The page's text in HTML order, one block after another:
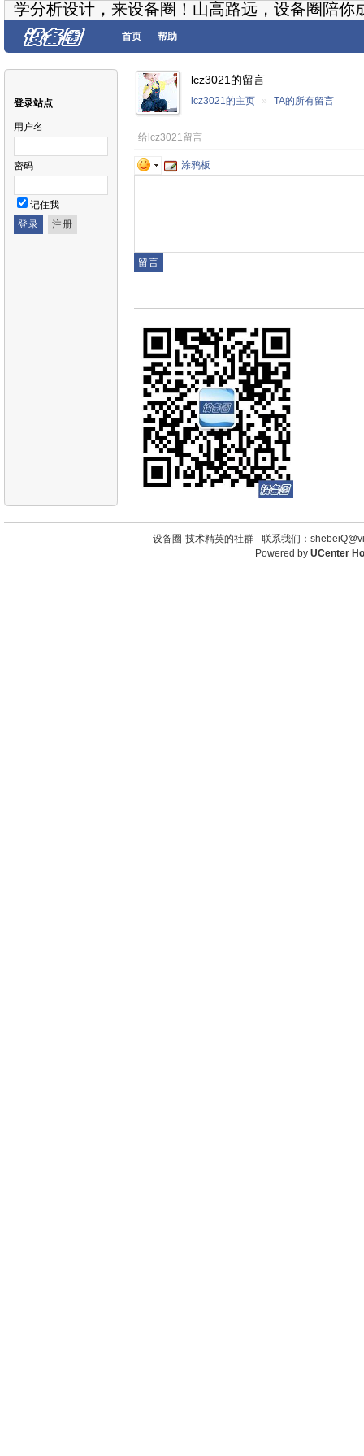
学分析设计，来设备圈！山高路远，设备圈陪你
首页 帮助
登录站点
用户名
密码
记住我
lcz3021的留言
lcz3021的主页 » TA的所有留言
给lcz3021留言
涂鸦板
设备圈-技术精英的社群 - 联系我们：
Powered by UCenter